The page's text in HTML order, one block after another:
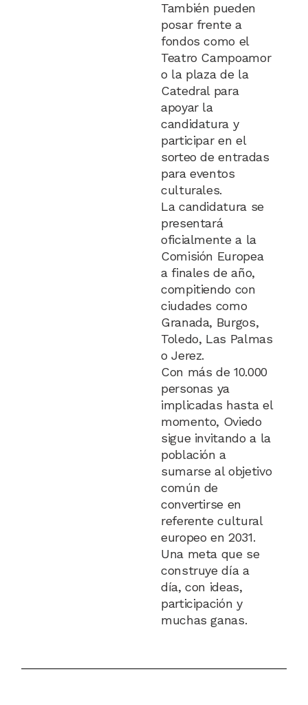
También pueden
posar frente a
fondos como el
Teatro Campoamor
o la plaza de la
Catedral para
apoyar la
candidatura y
participar en el
sorteo de entradas
para eventos
culturales.
La candidatura se
presentará
oficialmente a la
Comisión Europea
a finales de año,
compitiendo con
ciudades como
Granada, Burgos,
Toledo, Las Palmas
o Jerez.
Con más de 10.000
personas ya
implicadas hasta el
momento, Oviedo
sigue invitando a la
población a
sumarse al objetivo
común de
convertirse en
referente cultural
europeo en 2031.
Una meta que se
construye día a
día, con ideas,
participación y
muchas ganas.